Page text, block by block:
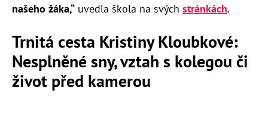
našeho žáka,“ uvedla škola na svých stránkách.
Trnitá cesta Kristiny Kloubkové:
Nesplněné sny, vztah s kolegou či
život před kamerou